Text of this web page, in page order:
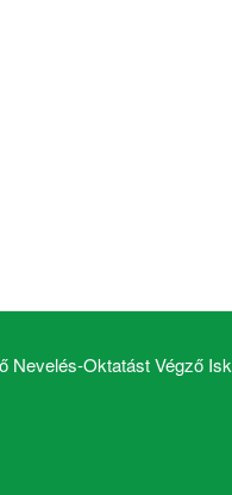
Oktatást Végző